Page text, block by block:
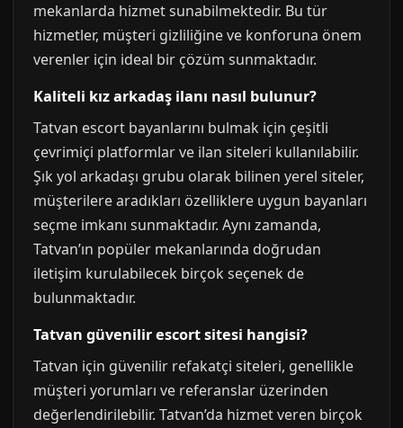
mekanlarda hizmet sunabilmektedir. Bu tür
hizmetler, müşteri gizliliğine ve konforuna önem
verenler için ideal bir çözüm sunmaktadır.
Kaliteli kız arkadaş ilanı nasıl bulunur?
Tatvan escort bayanlarını bulmak için çeşitli
çevrimiçi platformlar ve ilan siteleri kullanılabilir.
Şık yol arkadaşı grubu olarak bilinen yerel siteler,
müşterilere aradıkları özelliklere uygun bayanları
seçme imkanı sunmaktadır. Aynı zamanda,
Tatvan’ın popüler mekanlarında doğrudan
iletişim kurulabilecek birçok seçenek de
bulunmaktadır.
Tatvan güvenilir escort sitesi hangisi?
Tatvan için güvenilir refakatçi siteleri, genellikle
müşteri yorumları ve referanslar üzerinden
değerlendirilebilir. Tatvan’da hizmet veren birçok